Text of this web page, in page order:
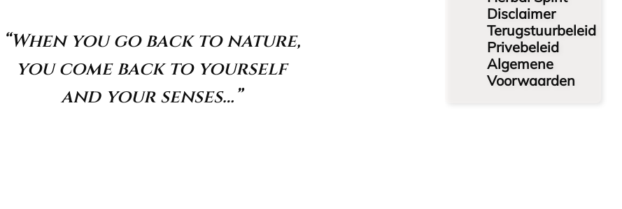
“When you go back to nature,
you come back to yourself
and your senses…”
Disclaimer
Terugstuurbeleid
Privebeleid
Algemene
Voorwaarden